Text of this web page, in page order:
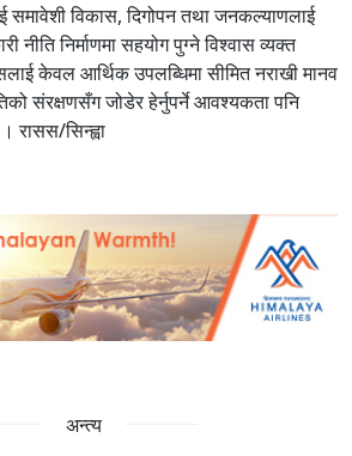
समावेशी विकास, दिगोपन तथा जनकल्याणलाई
नीति निर्माणमा सहयोग पुग्ने विश्वास व्यक्त
केवल आर्थिक उपलब्धिमा सीमित नराखी मानव
संरक्षणसँग जोडेर हेर्नुपर्ने आवश्यकता पनि
रासस/सिन्ह्वा
अन्त्य